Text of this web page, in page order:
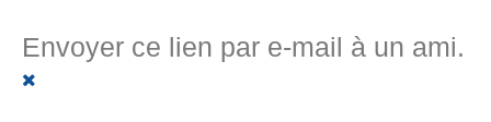
Envoyer ce lien par e-mail à un ami.